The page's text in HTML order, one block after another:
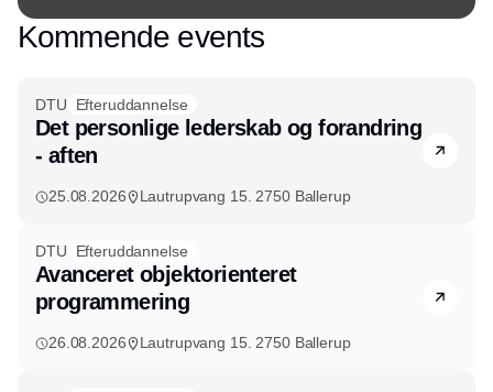
Master in Sustainable Leadership – balancing
complex concepts with practical impact in his daily
Kommende events
DTU Efteruddannelse
Det personlige lederskab og forandring
- aften
25.08.2026 Lautrupvang 15. 2750 Ballerup
DTU Efteruddannelse
Avanceret objektorienteret
programmering
26.08.2026 Lautrupvang 15. 2750 Ballerup